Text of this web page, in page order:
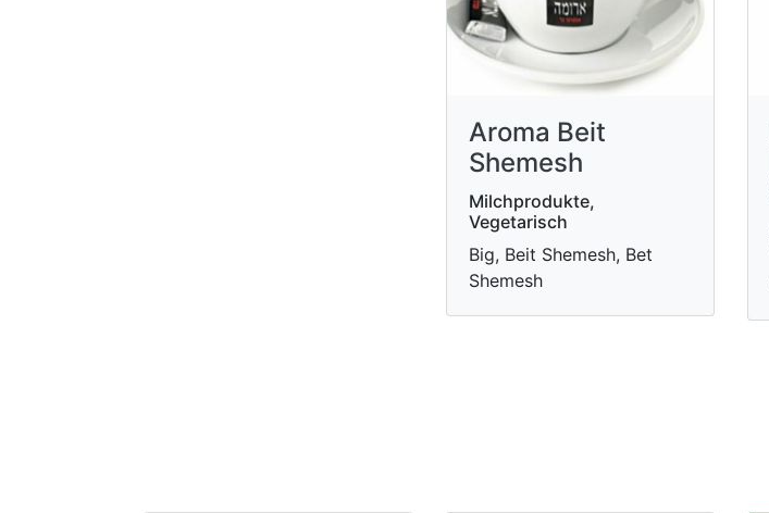
Aroma Beit
Shemesh
Milchprodukte,
Vegetarisch
Big, Beit Shemesh, Bet
Shemesh